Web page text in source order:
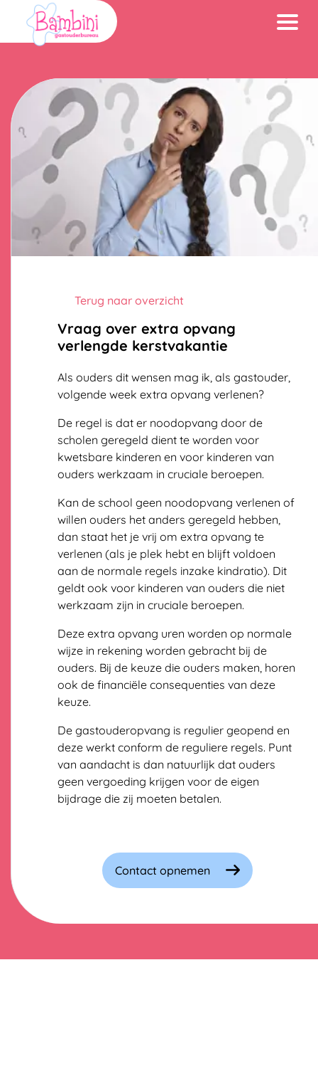
Terug naar overzicht
Vraag over extra opvang
verlengde kerstvakantie
Als ouders dit wensen mag ik, als gastouder,
volgende week extra opvang verlenen?
De regel is dat er noodopvang door de
scholen geregeld dient te worden voor
kwetsbare kinderen en voor kinderen van
ouders werkzaam in cruciale beroepen.
Kan de school geen noodopvang verlenen of
willen ouders het anders geregeld hebben,
dan staat het je vrij om extra opvang te
verlenen (als je plek hebt en blijft voldoen
aan de normale regels inzake kindratio). Dit
geldt ook voor kinderen van ouders die niet
werkzaam zijn in cruciale beroepen.
Deze extra opvang uren worden op normale
wijze in rekening worden gebracht bij de
ouders. Bij de keuze die ouders maken, horen
ook de financiële consequenties van deze
keuze.
De gastouderopvang is regulier geopend en
deze werkt conform de reguliere regels. Punt
van aandacht is dan natuurlijk dat ouders
geen vergoeding krijgen voor de eigen
bijdrage die zij moeten betalen.
Contact opnemen